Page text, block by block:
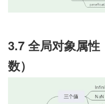
3.7 全局对象属性
数）